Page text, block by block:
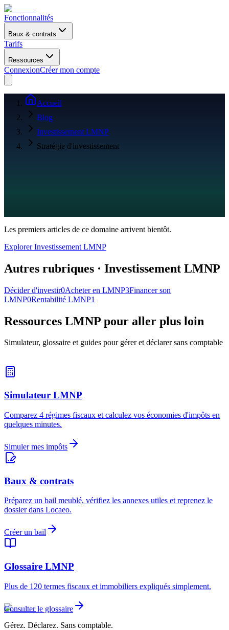
Fonctionnalités
Baux & contrats
Tarifs
Ressources
ConnexionCréer mon compte
Accueil
Blog
Investissement LMNP
Stratégie d'investissement
Les premiers articles de ce domaine arrivent bientôt.
ExplorerInvestissement LMNP
Autres rubriques · Investissement LMNP
Décider d'investir0Acheter en LMNP3Financer son
LMNP0Rentabilité LMNP1
Ressources LMNP pour aller plus loin
Simulateur, glossaire et guides pour gérer et déclarer sans comptable
Simulateur LMNP
Comparez 4 régimes fiscaux et calculez vos économies d'impôts en
quelques minutes.
Simuler mes impôts
Baux & contrats
Préparez un bail meublé, vérifiez les annexes utiles et reprenez le
dossier dans Locaeo.
Créer un bail
Glossaire LMNP
Plus de 120 termes fiscaux et immobiliers expliqués simplement.
Consulter le glossaire
Gérez. Déclarez. Sans comptable.